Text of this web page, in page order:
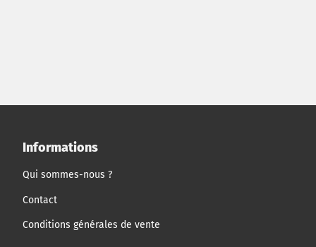
Informations
Qui sommes-nous ?
Contact
Conditions générales de vente